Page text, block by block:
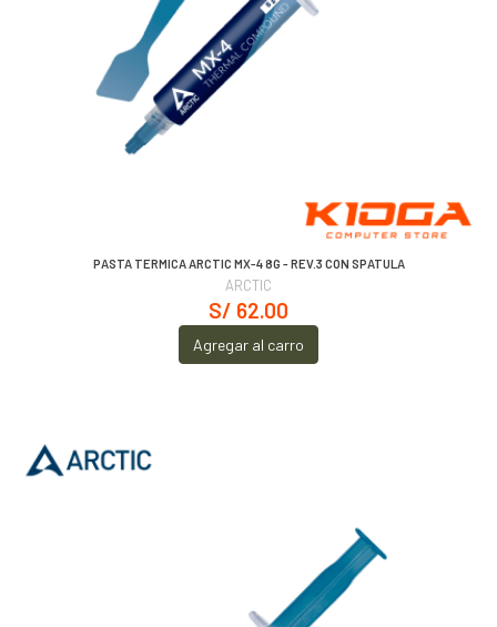
PASTA TERMICA ARCTIC MX-4 8G - REV.3 CON SPATULA
ARCTIC
S/ 62.00
Agregar al carro